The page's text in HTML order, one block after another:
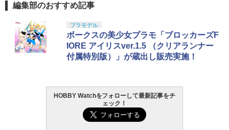
編集部のおすすめ記事
プラモデル
ボークスの美少女プラモ「ブロッカーズF
IORE アイリスver.1.5 （クリアランナー
付属特別版）」が蔵出し販売実施！
HOBBY Watchをフォローして最新記事をチ
ェック！